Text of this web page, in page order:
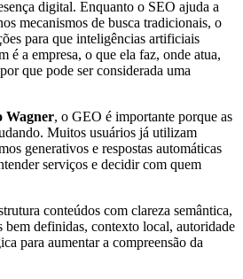
digital. Enquanto o SEO ajuda a
mecanismos de busca tradicionais, o
para que inteligências artificiais
é a empresa, o que ela faz, onde atua,
que pode ser considerada uma
Wagner, o GEO é importante porque as
Muitos usuários já utilizam
generativos e respostas automáticas
serviços e decidir com quem
conteúdos com clareza semântica,
bem definidas, contexto local, autoridade
para aumentar a compreensão da